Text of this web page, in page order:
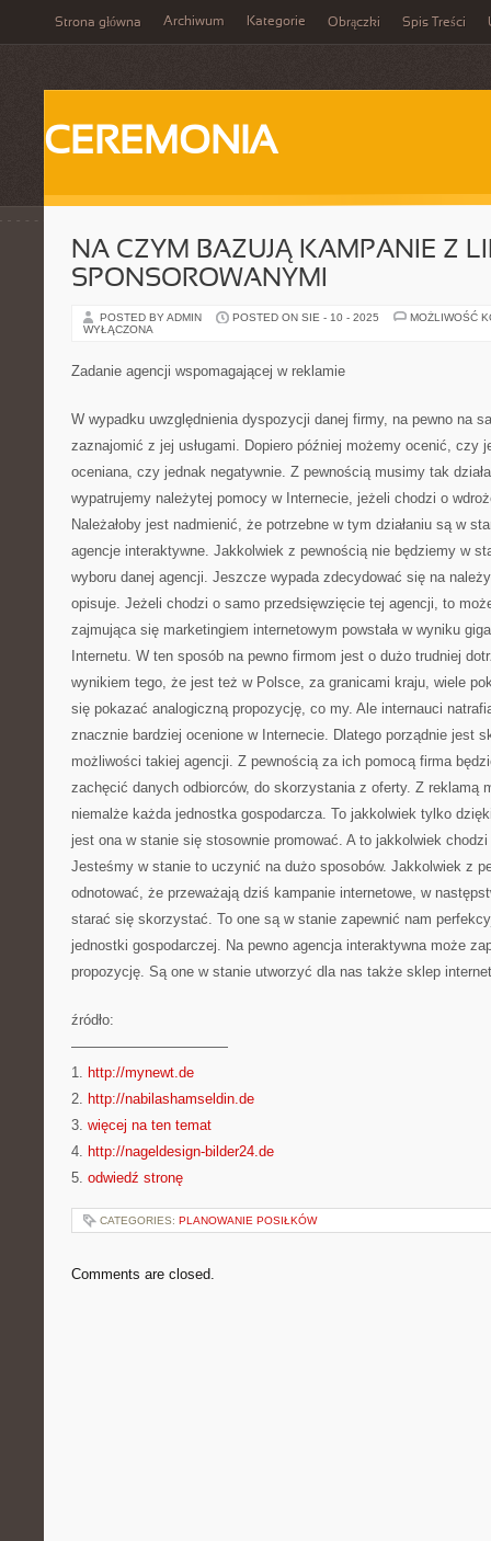
Strona główna Archiwum Kategorie Obrączki Spis Treści
CEREMONIA
NA CZYM BAZUJĄ KAMPANIE Z
SPONSOROWANYMI
POSTED BY ADMIN POSTED ON SIE - 10 - 2025
MOŻLIWOŚĆ
WYŁĄCZONA
Zadanie agencji wspomagającej w reklamie
W wypadku uwzględnienia dyspozycji danej firmy, na pewno na
zaznajomić z jej usługami. Dopiero później możemy ocenić, czy
oceniana, czy jednak negatywnie. Z pewnością musimy tak
wypatrujemy należytej pomocy w Internecie, jeżeli chodzi o
Należałoby jest nadmienić, że potrzebne w tym działaniu są w
agencje interaktywne. Jakkolwiek z pewnością nie będziemy w
wyboru danej agencji. Jeszcze wypada zdecydować się na
opisuje. Jeżeli chodzi o samo przedsięwzięcie tej agencji, to
zajmująca się marketingiem internetowym powstała w wyniku
Internetu. W ten sposób na pewno firmom jest o dużo trudniej
wynikiem tego, że jest też w Polsce, za granicami kraju, wiele
się pokazać analogiczną propozycję, co my. Ale internauci
znacznie bardziej ocenione w Internecie. Dlatego porządnie jest
możliwości takiej agencji. Z pewnością za ich pomocą firma
zachęcić danych odbiorców, do skorzystania z oferty. Z reklamą
niemalże każda jednostka gospodarcza. To jakkolwiek tylko
jest ona w stanie się stosownie promować. A to jakkolwiek
Jesteśmy w stanie to uczynić na dużo sposobów. Jakkolwiek z
odnotować, że przeważają dziś kampanie internetowe, w
starać się skorzystać. To one są w stanie zapewnić nam
jednostki gospodarczej. Na pewno agencja interaktywna może
propozycję. Są one w stanie utworzyć dla nas także sklep
źródło:
———————————
1. http://mynewt.de
2. http://nabilashamseldin.de
3. więcej na ten temat
4. http://nageldesign-bilder24.de
5. odwiedź stronę
CATEGORIES: PLANOWANIE POSIŁKÓW
Comments are closed.